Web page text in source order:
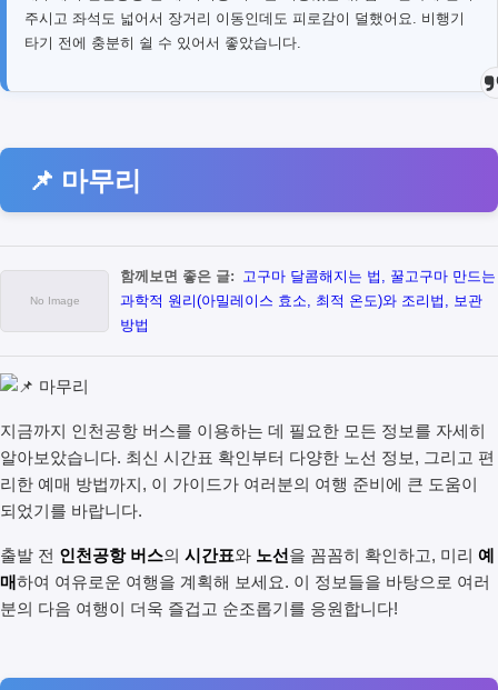
주시고 좌석도 넓어서 장거리 이동인데도 피로감이 덜했어요. 비행기
타기 전에 충분히 쉴 수 있어서 좋았습니다.
📌 마무리
함께보면 좋은 글: 고구마 달콤해지는 법, 꿀고구마 만드는
과학적 원리(아밀레이스 효소, 최적 온도)와 조리법, 보관
방법
지금까지 인천공항 버스를 이용하는 데 필요한 모든 정보를 자세히
알아보았습니다. 최신 시간표 확인부터 다양한 노선 정보, 그리고 편
리한 예매 방법까지, 이 가이드가 여러분의 여행 준비에 큰 도움이
되었기를 바랍니다.
출발 전 인천공항 버스의 시간표와 노선 을 꼼꼼히 확인하고, 미리 예
매하여 여유로운 여행을 계획해 보세요. 이 정보들을 바탕으로 여러
분의 다음 여행이 더욱 즐겁고 순조롭기를 응원합니다!